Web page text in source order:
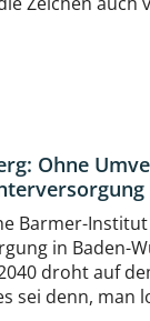
Ohne
Barmer-
in Baden-
droht auf
sei denn, man